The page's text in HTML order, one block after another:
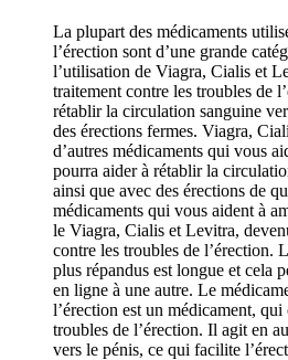
La plupart des médicaments
l’érection sont d’une grande
l’utilisation de Viagra, Cialis et
traitement contre les troubles de
rétablir la circulation sanguine
des érections fermes. Viagra,
d’autres médicaments qui vous
pourra aider à rétablir la
ainsi que avec des érections de
médicaments qui vous aident à
le Viagra, Cialis et Levitra,
contre les troubles de l’érection.
plus répandus est longue et cela
en ligne à une autre. Le
l’érection est un médicament,
troubles de l’érection. Il agit en
vers le pénis, ce qui facilite